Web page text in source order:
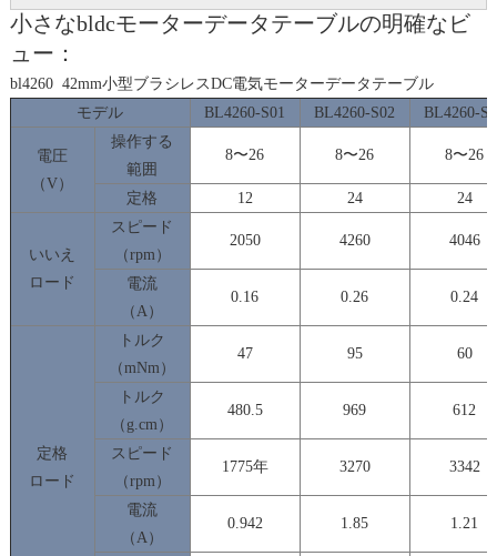
小さなbldcモーターデータテーブルの明確なビ
ュー：
bl4260 42mm小型ブラシレスDC電気モーターデータテーブル
モデル
BL4260-S01 BL4260-S02 BL4260-
電圧
（V）
操作する
範囲
8〜26 8〜26 8〜26
定格 12 24 24
いいえ
ロード
スピード
（rpm）
2050 4260 4046
電流
（A）
0.16 0.26 0.24
定格
ロード
トルク
（mNm）
47 95 60
トルク
（g.cm）
480.5 969 612
スピード
（rpm）
1775年 3270 3342
電流
（A）
0.942 1.85 1.21